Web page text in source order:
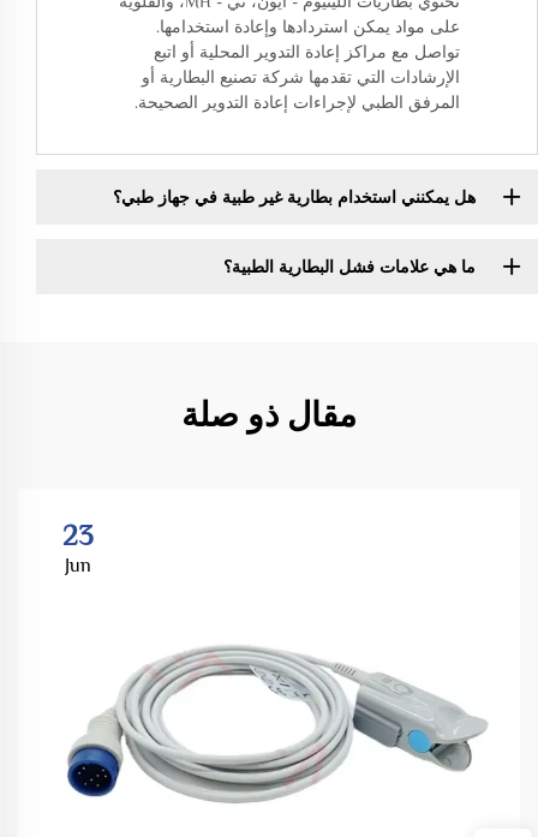
على مواد يمكن استردادها وإعادة استخدامها.
تواصل مع مراكز إعادة التدوير المحلية أو اتبع
الإرشادات التي تقدمها شركة تصنيع البطارية أو
المرفق الطبي لإجراءات إعادة التدوير الصحيحة.
هل يمكنني استخدام بطارية غير طبية في جهاز طبي؟
ما هي علامات فشل البطارية الطبية؟
مقال ذو صلة
23
Jun